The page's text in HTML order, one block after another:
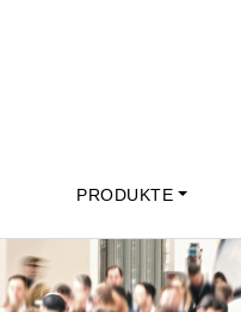
PRODUKTE